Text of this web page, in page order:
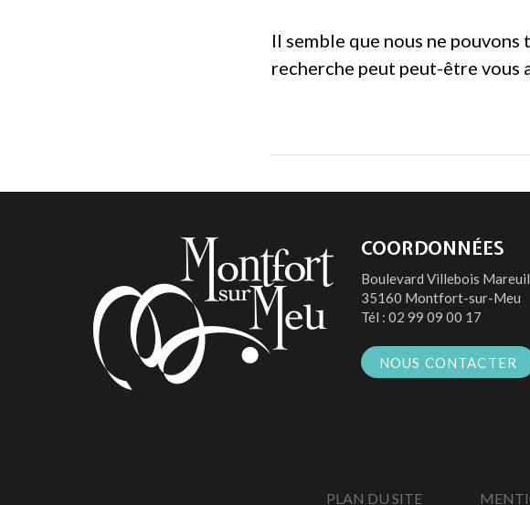
Il semble que nous ne
recherche peut peut-être vous
COORDONNÉES
Boulevard Villebois Mareuil
35160 Montfort-sur-Meu
Tél : 02 99 09 00 17
NOUS CONTACTER
PLAN DU SITE